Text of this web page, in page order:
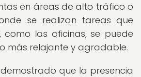
en áreas de alto tráfico o
se realizan tareas que
como las oficinas, se puede
más relajante y agradable.
que la presencia